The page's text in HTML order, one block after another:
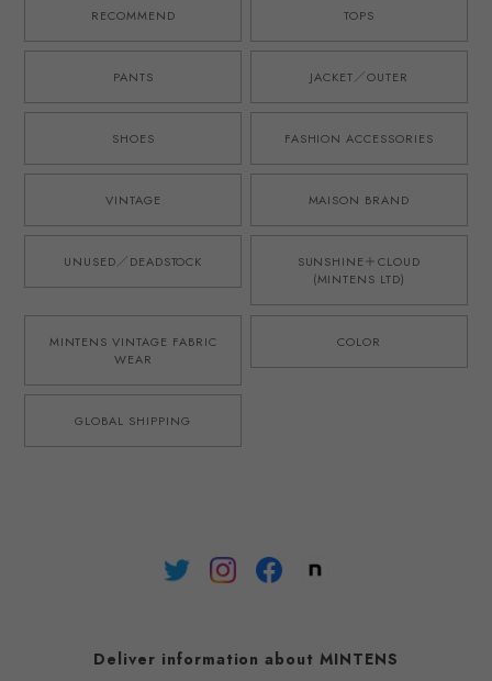
マーシャツ 夏服
ブランド M-52モ
W34~36
ショーツ ハーフパ
本製 ゴムウエスト
オリジナルブラン
ド M-52モデル 実
寸W34~36
RECOMMEND TOPS
PANTS JACKET／OUTER
SHOES FASHION ACCESSORIES
VINTAGE MAISON BRAND
UNUSED／DEADSTOCK
SUNSHINE＋CLOUD
(MINTENS LTD)
MINTENS VINTAGE FABRIC
WEAR
COLOR
GLOBAL SHIPPING
Deliver information about MINTENS